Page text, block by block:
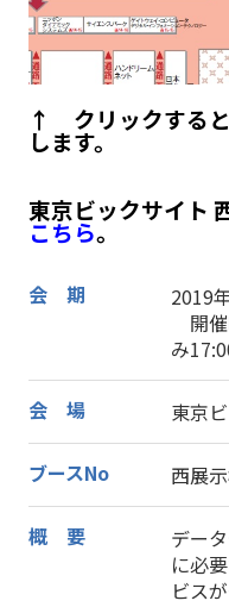
↑ クリックする
します。
東京ビックサイト
こちら。
会 期
2019
開催
み
会 場 東京
ブースNo 西展
概 要
デー
に必
ビス